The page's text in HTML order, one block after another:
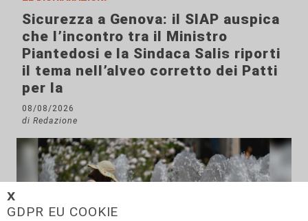
𝗫
GDPR EU COOKIE
Sicurezza a Genova: il SIAP auspica
che l’incontro tra il Ministro
Piantedosi e la Sindaca Salis riporti
il tema nell’alveo corretto dei Patti
per la
08/08/2026
di Redazione